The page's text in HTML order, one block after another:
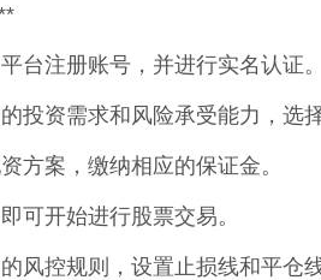
台注册账号，并进行实名认证。
投资需求和风险承受能力，选
方案，缴纳相应的保证金。
可开始进行股票交易。
风控规则，设置止损线和平仓